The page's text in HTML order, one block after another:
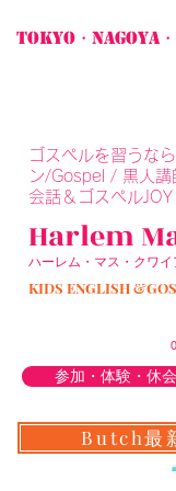
TOKYO・Nagoya
ゴスペルを習うな
ン/Gospel / 黒人講
会話＆ゴスペルJOY
Harlem M
ハーレム・マス・クワイ
KIDS ENGLISH
参加・体験・休
Butch最